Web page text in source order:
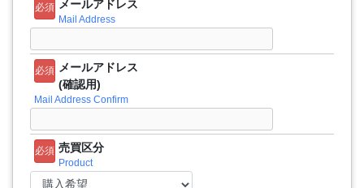
必須 メールアドレス
Mail Address
必須 メールアドレス
(確認用)
Mail Address Confirm
必須 売買区分
Product